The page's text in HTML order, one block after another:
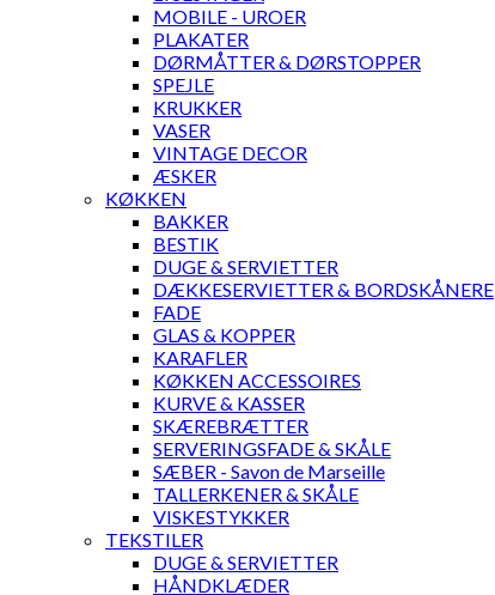
MOBILE - UROER
PLAKATER
DØRMÅTTER & DØRSTOPPER
SPEJLE
KRUKKER
VASER
VINTAGE DECOR
ÆSKER
KØKKEN
BAKKER
BESTIK
DUGE & SERVIETTER
DÆKKESERVIETTER & BORDSKÅNERE
FADE
GLAS & KOPPER
KARAFLER
KØKKEN ACCESSOIRES
KURVE & KASSER
SKÆREBRÆTTER
SERVERINGSFADE & SKÅLE
SÆBER - Savon de Marseille
TALLERKENER & SKÅLE
VISKESTYKKER
TEKSTILER
DUGE & SERVIETTER
HÅNDKLÆDER